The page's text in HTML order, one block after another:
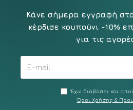
Κάνε σήμερα εγγραφή
κέρδισε κουπούνι -10%
για τις
Έχω διαβάσει και
Όροι Χρήσης &